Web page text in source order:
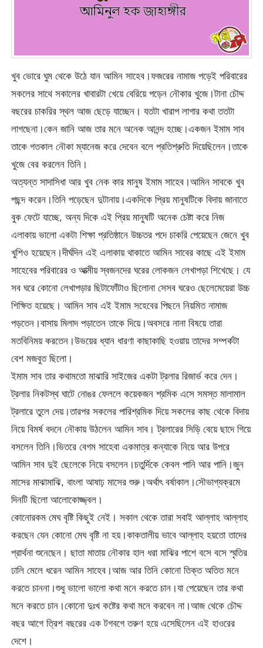
খুব ভোরে ঘুম থেকে উঠে যান আমিন সাহেব।ফজরের নামাজ পড়েই পরিবারের
সকলের সাথে সকালের খাবারটা খেয়ে বেরিয়ে পড়েন নৌকার খুজে।টানা চৌদ্দ
বছরের চাকরির স্থল আজ ছেড়ে যাচ্ছেন। যতটা খারাপ লাগার কথা ততটা
লাগছেনা।কেন জানি আজ তার মনে অনেক আনন্দ হচ্ছে।একজন ইমাম সাব
তাকে গতকাল নৌকা ম্যানেজ করে দেবেন বলে প্রতিশ্রুতি দিয়েছিলেন।তাকে
খুজে বের করলেন তিনি।
অত্যন্ত সাদাসিধা আর খুব নেক কার মানুষ ইমাম সাহেব।আমিন সাবকে খুব
পছন্দ করেন।তিনি পড়েছেন দুটানায়।একদিকে প্রিয় মানুষটিকে বিদায় জানাতে
বুক ফেটে যাচ্ছে, অন্য দিকে এই প্রিয় মানুষটি অনেক চেষ্টা করে নিজ
এলাকায় ভালো একটা শিক্ষা প্রতিষ্ঠানে উচ্চতর পদে চাকরি পেয়েছেন জেনে খুব
খুশিও হয়েছেন।দীর্ঘদিন এই এলাকায় থাকাতে আমিন সাবের কাছে এই ইমাম
সাহেবের পরিবারের ও আত্মীয় স্বজনদের ঘরের লোকজন লেখাপড়া শিখেছে। যে
সব ঘরে কোনো লেখাপড়ার ছিটাফোঁটাও ছিলোনা সেসব ঘরেও ছেলেমেয়েরা উচ্চ
শিক্ষিত হয়েছে। আমিন সাব এই ইমাম সহেবের পিছনে নিয়মিত নামাজ
পড়তেন।বাসায় মিলাদ পড়াতেন তাকে দিয়ে।অবসরে নানা বিষয়ে তারা
মতবিনিময় করতেন।উভয়ের ধ্যান ধারণা কাছাকাছি হওয়ায় তাদের সম্পর্কটা
বেশ মজবুত ছিলো।
ইমাম সাব তার কথামতো মাঝারি সাইজের একটা ট্রলার রিজার্ভ করে দেন।
ট্রলার নিকটস্থ ঘাটে নোঙর ফেললে কয়েকজন শ্রমিক এসে সমস্ত মালামাল
ট্রলারে তুলে দেয়।তারপর সকলের পারিশ্রমিক দিয়ে সকলের কাছ থেকে বিদায়
নিয়ে বিমর্ষ বদনে নৌকায় উঠলেন আমিন সাব। ট্রলারের সিড়ি বেয়ে ছাদে গিয়ে
বসলেন তিনি।ভিতরে বেগম সাহেবা একমাত্র কন্যাকে নিয়ে আর উপরে
আমিন সাব দুই ছেলেকে নিয়ে বসলেন।চতুর্দিকে কেবল পানি আর পানি।জুন
মাসের মাঝামাঝি, বাংলা আষাঢ় মাসের শুরু।অর্থাৎ বর্ষাকাল।সৌভাগ্যক্রমে
দিনটি ছিলো আলোকোজ্জ্বল।
কোনোরকম মেঘ বৃষ্টি কিছুই নেই। সকাল থেকে তারা সবাই আল্লাহ আল্লাহ
করছেন যেন কোনো মেঘ বৃষ্টি না হয়।কাকতালীয় ভাবে আল্লাহ হয়তো তাদের
প্রার্থনা শুনেছেন। ছাতা মাতায় নৌকার হাল ধরা মাঝির পাশে বসে বসে স্মৃতির
ঢালি মেলে ধরেন আমিন সাহেব।আজ আর তিনি কোনো তিক্ত অতিত মনে
করতে চাননা।শুধু ভালো ভালো কথা মনে করতে চান।যা পেয়েছেন তার কথা
মনে করতে চান।কোনো দুঃখ কষ্টের কথা মনে করবেন না।আজ থেকে চৌদ্দ
বছর আগে ত্রিশ বছরের এক টগবগে তরুণ হয়ে এসেছিলেন এই হাওরের
দেশে।